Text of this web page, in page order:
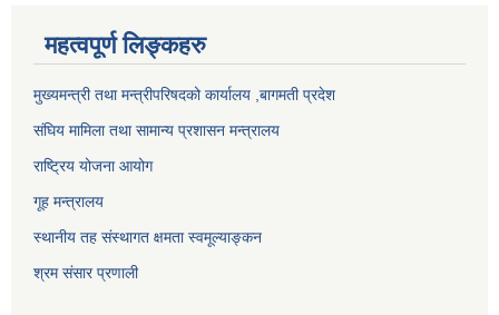
महत्वपूर्ण लिङ्कहरु
मुख्यमन्त्री तथा मन्त्रीपरिषदको कार्यालय ,बागमती प्रदेश
संघिय मामिला तथा सामान्य प्रशासन मन्त्रालय
राष्ट्रिय योजना आयोग
गूह मन्त्रालय
स्थानीय तह संस्थागत क्षमता स्वमूल्याङ्कन
श्रम संसार प्रणाली